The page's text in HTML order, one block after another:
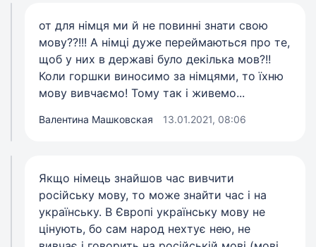
от для німця ми й не повинні знати свою
мову??!!! А німці дуже переймаються про те,
щоб у них в державі було декілька мов?!!
Коли горшки виносимо за німцями, то їхню
мову вивчаємо! Тому так і живемо...
Валентина Машковская 13.01.2021, 08:06
Якщо німець знайшов час вивчити
російську мову, то може знайти час і на
українську. В Європі українську мову не
цінують, бо сам народ нехтує нею, не